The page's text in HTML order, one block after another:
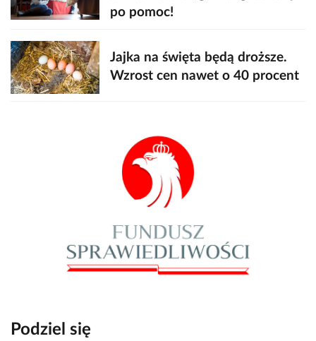
po pomoc!
Jajka na święta będą droższe.
Wzrost cen nawet o 40 procent
Podziel się